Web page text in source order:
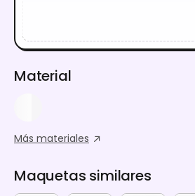
Material
Más materiales
Maquetas similares